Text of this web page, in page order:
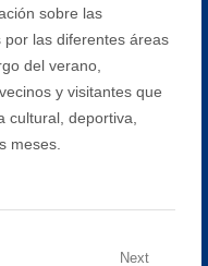
sobre las
las diferentes áreas
del verano,
y visitantes que
cultural, deportiva,
meses.
Next